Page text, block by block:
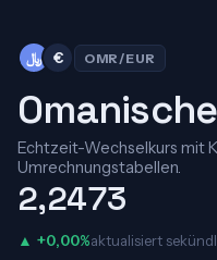
﷼ € OMR/EUR
Echtzeit-Wechselkurs mit
Umrechnungstabellen.
2,2473
▲ +0,00%aktualisiert